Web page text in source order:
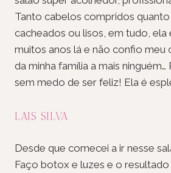
Tanto cabelos compridos
cacheados ou lisos, em tudo,
muitos anos lá e não confio meu
da minha família a mais
sem medo de ser feliz! Ela é
LAIS SILVA
Desde que comecei a ir nesse
Faço botox e luzes e o